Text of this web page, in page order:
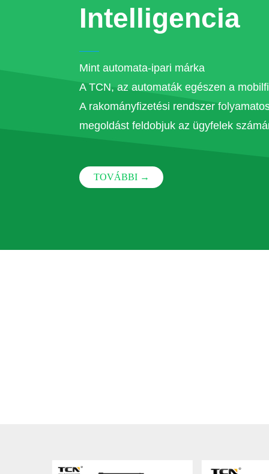
Intelligencia
Mint automata-ipari márka
A TCN, az automaták egészen a
A rakományfizetési rendszer
megoldást feldobjuk az ügyfelek
TOVÁBBI →